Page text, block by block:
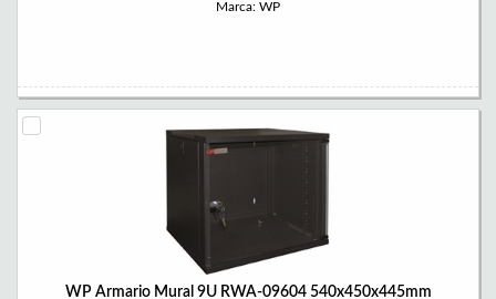
Marca: WP
WP Armario Mural 9U RWA-09604 540x450x445mm